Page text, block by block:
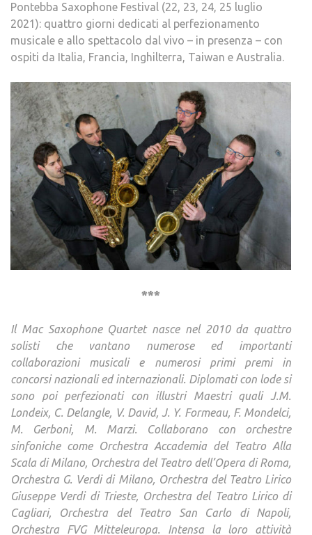
Pontebba Saxophone Festival (22, 23, 24, 25 luglio
2021): quattro giorni dedicati al perfezionamento
musicale e allo spettacolo dal vivo – in presenza – con
ospiti da Italia, Francia, Inghilterra, Taiwan e Australia.
***
Il Mac Saxophone Quartet nasce nel 2010 da quattro
solisti che vantano numerose ed importanti
collaborazioni musicali e numerosi primi premi in
concorsi nazionali ed internazionali. Diplomati con lode si
sono poi perfezionati con illustri Maestri quali J.M.
Londeix, C. Delangle, V. David, J. Y. Formeau, F. Mondelci,
M. Gerboni, M. Marzi. Collaborano con orchestre
sinfoniche come Orchestra Accademia del Teatro Alla
Scala di Milano, Orchestra del Teatro dell’Opera di Roma,
Orchestra G. Verdi di Milano, Orchestra del Teatro Lirico
Giuseppe Verdi di Trieste, Orchestra del Teatro Lirico di
Cagliari, Orchestra del Teatro San Carlo di Napoli,
Orchestra FVG Mitteleuropa. Intensa la loro attività